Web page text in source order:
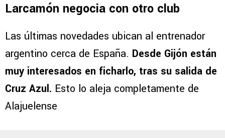
Larcamón negocia con otro club
Las últimas novedades ubican al entrenador
argentino cerca de España. Desde Gijón están
muy interesados en ficharlo, tras su salida de
Cruz Azul. Esto lo aleja completamente de
Alajuelense